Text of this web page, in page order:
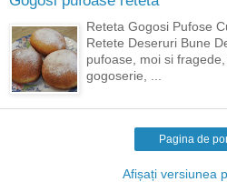
Reteta Gogosi Pufose
Retete Deseruri Bune
pufoase, moi si
gogoserie, ...
Pagina de
Afișați versiunea